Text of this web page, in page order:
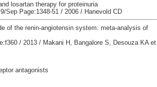
losartan therapy for proteinuria
Sep Page:1348-51 / 2006 / Hanevold CD
of the renin-angiotensin system: meta-analysis of
/ 2013 / Makani H, Bangalore S, Desouza KA et
antagonists